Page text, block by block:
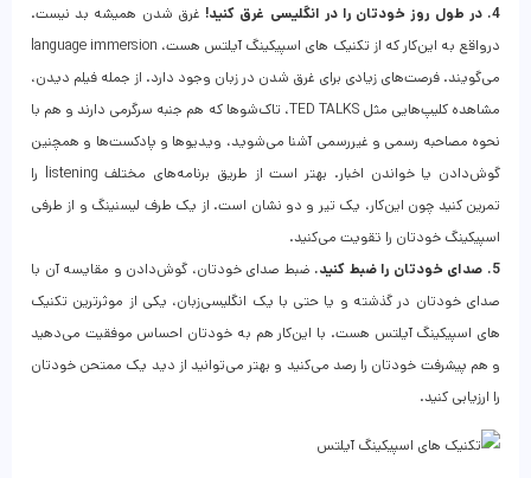
4. در طول روز خودتان را در انگلیسی غرق کنید!
غرق شدن همیشه بد نیست.
درواقع به این‌کار که از تکنیک‌ های اسپیکینگ آیلتس هست، language immersion
می‌گویند. فرصت‌های زیادی برای غرق شدن در زبان وجود دارد. از جمله فیلم دیدن،
مشاهده کلیپ‌هایی مثل TED TALKS، تاک‌شوها که هم جنبه سرگرمی دارند و هم با
نحوه مصاحبه رسمی و غیررسمی آشنا می‌شوید، ویدیوها و پادکست‌ها و همچنین
گوش‌دادن یا خواندن اخبار. بهتر است از طریق برنامه‌های مختلف listening را
تمرین کنید چون این‌کار، یک تیر و دو نشان است. از یک طرف لیسنینگ و از طرفی
اسپیکینگ خودتان را تقویت می‌کنید.
5. صدای خودتان را ضبط کنید.
ضبط صدای خودتان، گوش‌دادن و مقایسه آن با
صدای خودتان در گذشته و یا حتی با یک انگلیسی‌زبان، یکی از موثرترین تکنیک
های اسپیکینگ آیلتس هست. با این‌کار هم به خودتان احساس موفقیت می‌دهید
و هم پیشرفت خودتان را رصد می‌کنید و بهتر می‌توانید از دید یک ممتحن خودتان
را ارزیابی کنید.